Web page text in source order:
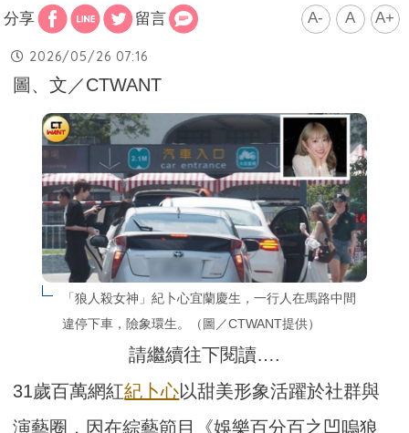
分享 留言 A- A A+
2026/05/26 07:16
圖、文／CTWANT
「狼人殺女神」紀卜心宜蘭慶生，一行人在馬路中間
違停下車，險象環生。（圖／CTWANT提供）
請繼續往下閱讀….
31歲百萬網紅紀卜心以甜美形象活躍於社群與
演藝圈，因在綜藝節目《娛樂百分百之凹嗚狼